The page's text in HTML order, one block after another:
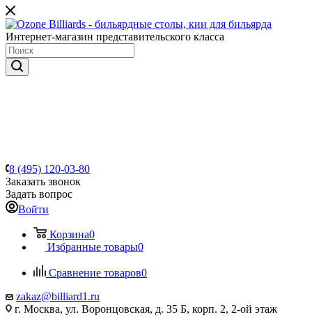
Интернет-магазин представительского класса
8 (495) 120-03-80
Заказать звонок
Задать вопрос
Войти
Корзина0
Избранные товары0
Сравнение товаров0
zakaz@billiard1.ru
г. Москва, ул. Воронцовская, д. 35 Б, корп. 2, 2-ой этаж